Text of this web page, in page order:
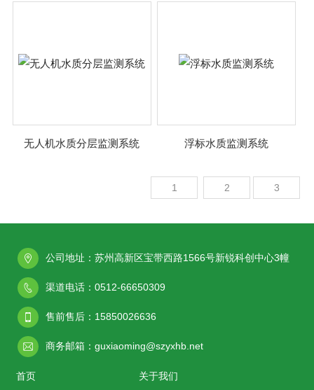
无人机水质分层监测系统 浮标水质监测系统
1 2 3
公司地址：苏州高新区宝带西路1566号新锐科创中心3幢
渠道电话：0512-66650309
售前售后：15850026636
商务邮箱：guxiaoming@szyxhb.net
首页 关于我们